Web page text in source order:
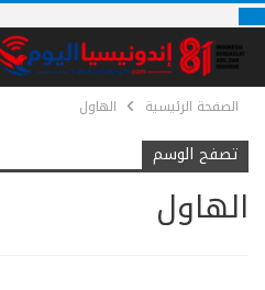
الصفحة الرئيسية الهاول
تصفح الوسم
الهاول